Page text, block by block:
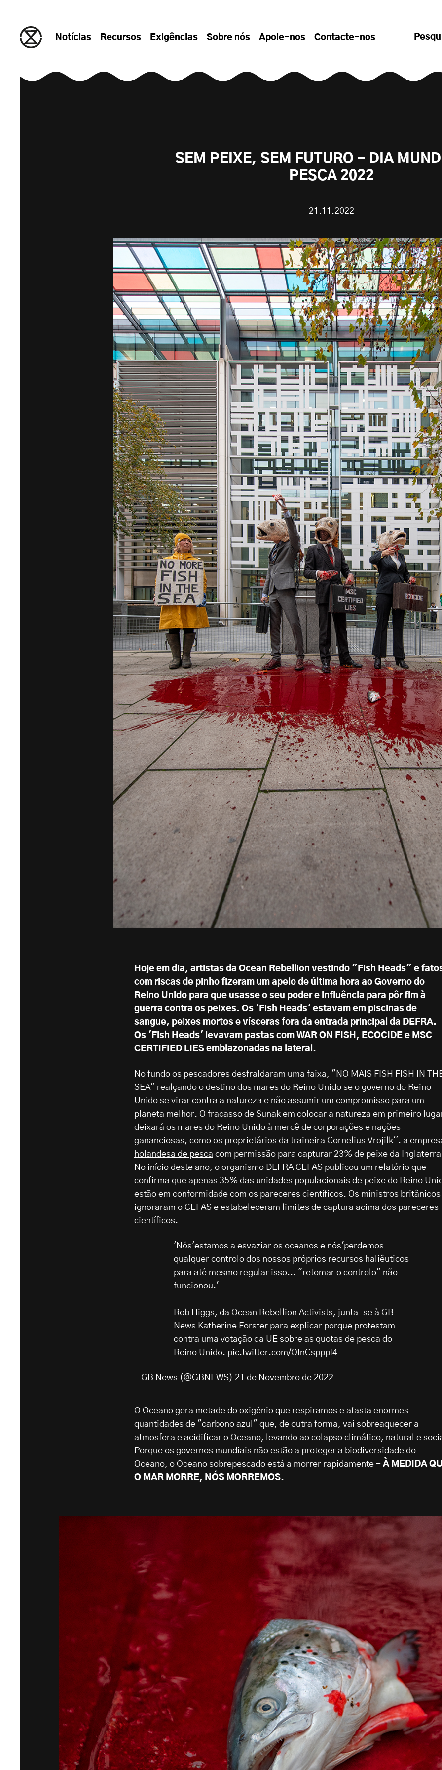
Notícias Recursos Exigências Sobre nós Apoie-nos Contacte-nos
SEM PEIXE, SEM FUTURO - DIA
PESCA 2022
21.11.2022
Hoje em dia, artistas da Ocean Rebellion vestindo "Fish Heads" e
com riscas de pinho fizeram um apelo de última hora ao Governo do
Reino Unido para que usasse o seu poder e influência para pôr fim à
guerra contra os peixes. Os 'Fish Heads' estavam em piscinas de
sangue, peixes mortos e vísceras fora da entrada principal da DEFRA.
Os 'Fish Heads' levavam pastas com WAR ON FISH, ECOCIDE e MSC
CERTIFIED LIES emblazonadas na lateral.
No fundo os pescadores desfraldaram uma faixa, "NO MAIS FISH FISH IN
SEA" realçando o destino dos mares do Reino Unido se o governo do Reino
Unido se virar contra a natureza e não assumir um compromisso para um
planeta melhor. O fracasso de Sunak em colocar a natureza em primeiro
deixará os mares do Reino Unido à mercê de corporações e nações
gananciosas, como os proprietários da traineira Cornelius Vrojilk''. a
holandesa de pesca com permissão para capturar 23% de peixe da
No início deste ano, o organismo DEFRA CEFAS publicou um relatório que
confirma que apenas 35% das unidades populacionais de peixe do Reino
estão em conformidade com os pareceres científicos. Os ministros britânicos
ignoraram o CEFAS e estabeleceram limites de captura acima dos pareceres
científicos.
'Nós'estamos a esvaziar os oceanos e nós'perdemos
qualquer controlo dos nossos próprios recursos haliêuticos
para até mesmo regular isso... "retomar o controlo" não
funcionou.'
Rob Higgs, da Ocean Rebellion Activists, junta-se à GB
News Katherine Forster para explicar porque protestam
contra uma votação da UE sobre as quotas de pesca do
Reino Unido. pic.twitter.com/OInCspppI4
- GB News (@GBNEWS) 21 de Novembro de 2022
O Oceano gera metade do oxigénio que respiramos e afasta enormes
quantidades de "carbono azul" que, de outra forma, vai sobreaquecer a
atmosfera e acidificar o Oceano, levando ao colapso climático, natural e
Porque os governos mundiais não estão a proteger a biodiversidade do
Oceano, o Oceano sobrepescado está a morrer rapidamente - À MEDIDA
O MAR MORRE, NÓS MORREMOS.